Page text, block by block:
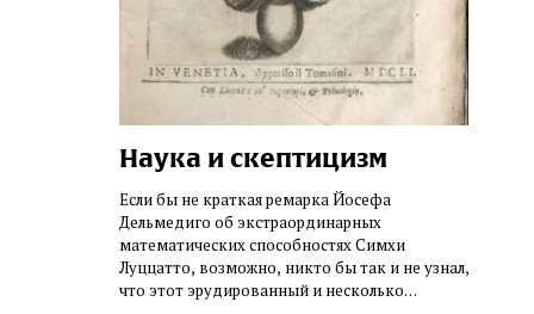
ко всей
Наука и скептицизм
Если бы не краткая ремарка Йосефа
Дельмедиго об экстраординарных
математических способностях Симхи
Луццатто, возможно, никто бы так и не узнал,
что этот эрудированный и несколько